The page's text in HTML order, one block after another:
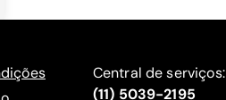
Central de serviços:
(11) 5039-2195